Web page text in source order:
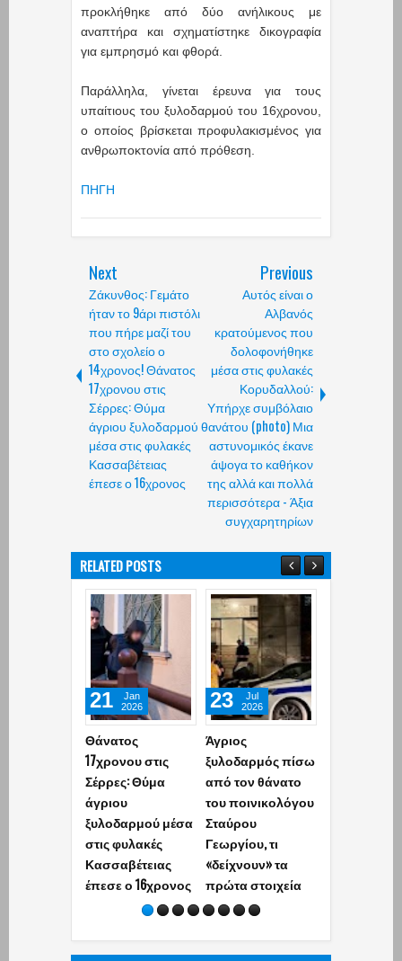
προκλήθηκε από δύο ανήλικους με
αναπτήρα και σχηματίστηκε δικογραφία
για εμπρησμό και φθορά.
Παράλληλα, γίνεται έρευνα για τους
υπαίτιους του ξυλοδαρμού του 16χρονου,
ο οποίος βρίσκεται προφυλακισμένος για
ανθρωποκτονία από πρόθεση.
ΠΗΓΗ
Next
Ζάκυνθος: Γεμάτο
ήταν το 9άρι πιστόλι
που πήρε μαζί του
στο σχολείο ο
14χρονος! Θάνατος
17χρονου στις
Σέρρες: Θύμα
άγριου ξυλοδαρμού
μέσα στις φυλακές
Κασσαβέτειας
έπεσε ο 16χρονος
Previous
Αυτός είναι ο
Αλβανός
κρατούμενος που
δολοφονήθηκε
μέσα στις φυλακές
Κορυδαλλού:
Υπήρχε συμβόλαιο
θανάτου (photo) Μια
αστυνομικός έκανε
άψογα το καθήκον
της αλλά και πολλά
περισσότερα - Άξια
συγχαρητηρίων
RELATED POSTS
Θάνατος
17χρονου στις
Σέρρες: Θύμα
άγριου
ξυλοδαρμού μέσα
στις φυλακές
Κασσαβέτειας
έπεσε ο 16χρονος
21
Jan
2026
Άγριος
ξυλοδαρμός πίσω
από τον θάνατο
του ποινικολόγου
Σταύρου
Γεωργίου, τι
«δείχνουν» τα
πρώτα στοιχεία
23
Jul
2026